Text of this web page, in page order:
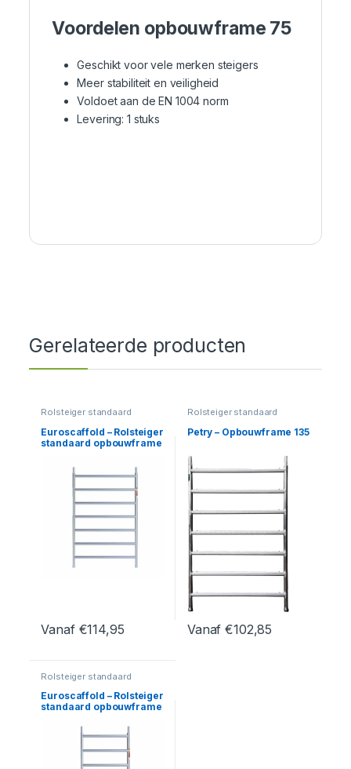
Voordelen opbouwframe 75
Geschikt voor vele merken steigers
Meer stabiliteit en veiligheid
Voldoet aan de EN 1004 norm
Levering: 1 stuks
Gerelateerde producten
Rolsteiger standaard
Euroscaffold – Rolsteiger
standaard opbouwframe
Vanaf €114,95
Rolsteiger standaard
Petry – Opbouwframe 135
Vanaf €102,85
Rolsteiger standaard
Euroscaffold – Rolsteiger
standaard opbouwframe